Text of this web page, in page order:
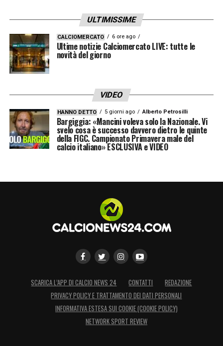
ULTIMISSIME
CALCIOMERCATO 6 ore ago
Ultime notizie Calciomercato LIVE: tutte le
novità del giorno
VIDEO
HANNO DETTO 5 giorni ago Alberto Petrosilli
Bargiggia: «Mancini voleva solo la Nazionale. Vi
svelo cosa è successo davvero dietro le quinte
della FIGC. Campionato Primavera male del
calcio italiano» ESCLUSIVA e VIDEO
SCARICA L’APP DI CALCIO NEWS 24 CONTATTI
REDAZIONE
PRIVACY POLICY E TRATTAMENTO DEI DATI PERSONALI
INFORMATIVA ESTESA SUI COOKIE (COOKIE POLICY)
NETWORK SPORT REVIEW